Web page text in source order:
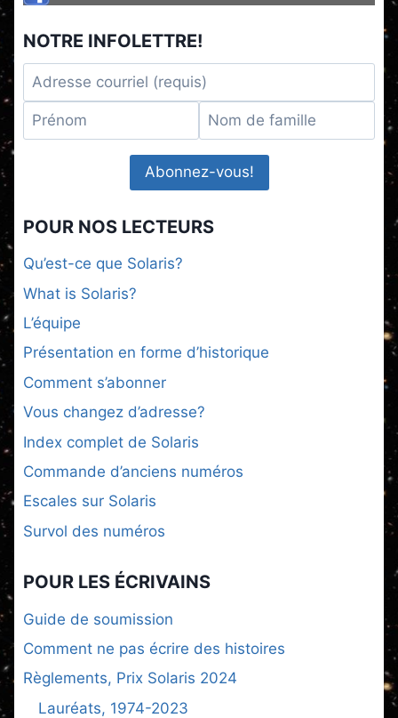
NOTRE INFOLETTRE!
POUR NOS LECTEURS
Qu’est-ce que Solaris?
What is Solaris?
L’équipe
Présentation en forme d’historique
Comment s’abonner
Vous changez d’adresse?
Index complet de Solaris
Commande d’anciens numéros
Escales sur Solaris
Survol des numéros
POUR LES ÉCRIVAINS
Guide de soumission
Comment ne pas écrire des histoires
Règlements, Prix Solaris 2024
Lauréats, 1974-2023